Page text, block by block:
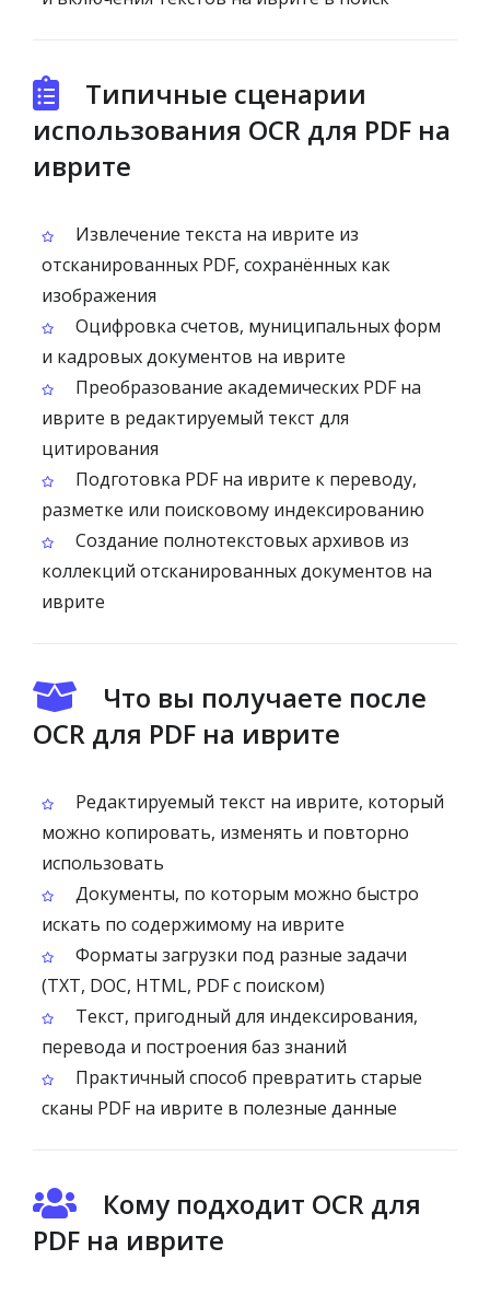
Типичные сценарии
использования OCR для PDF на
иврите
Извлечение текста на иврите из
отсканированных PDF, сохранённых как
изображения
Оцифровка счетов, муниципальных форм
и кадровых документов на иврите
Преобразование академических PDF на
иврите в редактируемый текст для
цитирования
Подготовка PDF на иврите к переводу,
разметке или поисковому индексированию
Создание полнотекстовых архивов из
коллекций отсканированных документов на
иврите
Что вы получаете после
OCR для PDF на иврите
Редактируемый текст на иврите, который
можно копировать, изменять и повторно
использовать
Документы, по которым можно быстро
искать по содержимому на иврите
Форматы загрузки под разные задачи
(TXT, DOC, HTML, PDF с поиском)
Текст, пригодный для индексирования,
перевода и построения баз знаний
Практичный способ превратить старые
сканы PDF на иврите в полезные данные
Кому подходит OCR для
PDF на иврите